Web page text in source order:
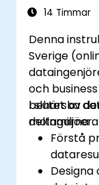
14 Timmar
Denna
Sverige
och
behärska
molnmiljöer.
I slutet av
deltagarna
Förstå